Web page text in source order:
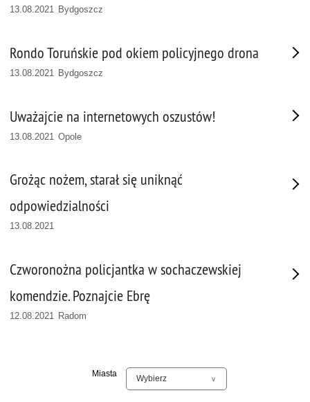
13.08.2021 Bydgoszcz
Rondo Toruńskie pod okiem policyjnego drona
13.08.2021 Bydgoszcz
Uważajcie na internetowych oszustów!
13.08.2021 Opole
Grożąc nożem, starał się uniknąć
odpowiedzialności
13.08.2021
Czworonożna policjantka w sochaczewskiej
komendzie. Poznajcie Ebrę
12.08.2021 Radom
Miasta